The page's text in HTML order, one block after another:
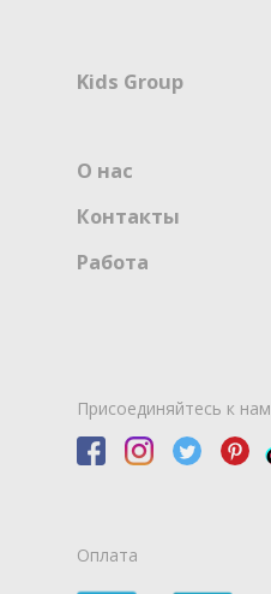
Kids Group
О нас
Контакты
Работа
Присоединяйтесь к нам
Оплата